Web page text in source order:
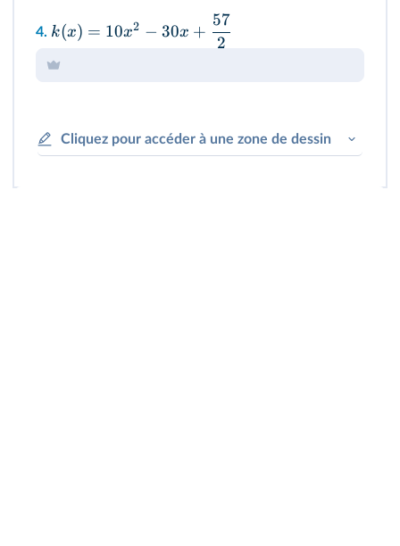
4. k(x) = 10x2 − 30x +
2
57
Cliquez pour accéder à une zone de dessin